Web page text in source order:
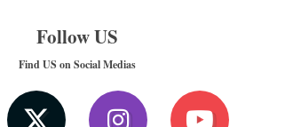
Follow US
Find US on Social Medias